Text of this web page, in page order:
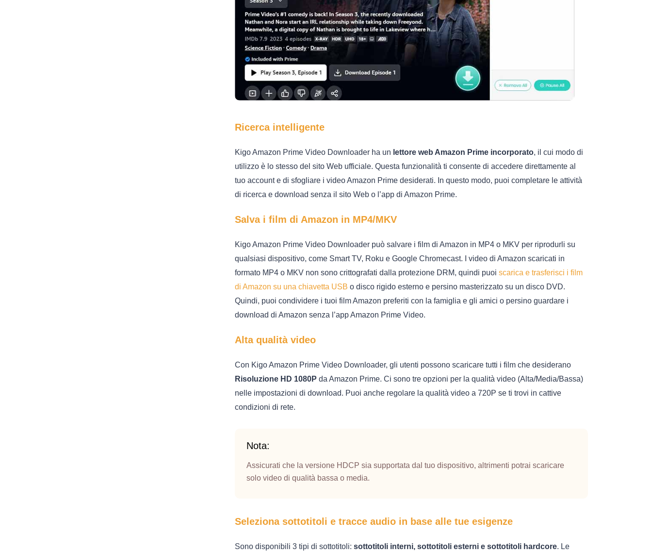
Ricerca intelligente
Kigo Amazon Prime Video Downloader ha un lettore web Amazon Prime incorporato, il cui modo di
utilizzo è lo stesso del sito Web ufficiale. Questa funzionalità ti consente di accedere direttamente al
tuo account e di sfogliare i video Amazon Prime desiderati. In questo modo, puoi completare le attività
di ricerca e download senza il sito Web o l’app di Amazon Prime.
Salva i film di Amazon in MP4/MKV
Kigo Amazon Prime Video Downloader può salvare i film di Amazon in MP4 o MKV per riprodurli su
qualsiasi dispositivo, come Smart TV, Roku e Google Chromecast. I video di Amazon scaricati in
formato MP4 o MKV non sono crittografati dalla protezione DRM, quindi puoi scarica e trasferisci i film
di Amazon su una chiavetta USB o disco rigido esterno e persino masterizzato su un disco DVD.
Quindi, puoi condividere i tuoi film Amazon preferiti con la famiglia e gli amici o persino guardare i
download di Amazon senza l’app Amazon Prime Video.
Alta qualità video
Con Kigo Amazon Prime Video Downloader, gli utenti possono scaricare tutti i film che desiderano
Risoluzione HD 1080P da Amazon Prime. Ci sono tre opzioni per la qualità video (Alta/Media/Bassa)
nelle impostazioni di download. Puoi anche regolare la qualità video a 720P se ti trovi in cattive
condizioni di rete.
Nota:
Assicurati che la versione HDCP sia supportata dal tuo dispositivo, altrimenti potrai scaricare
solo video di qualità bassa o media.
Seleziona sottotitoli e tracce audio in base alle tue esigenze
Sono disponibili 3 tipi di sottotitoli: sottotitoli interni, sottotitoli esterni e sottotitoli hardcore. Le